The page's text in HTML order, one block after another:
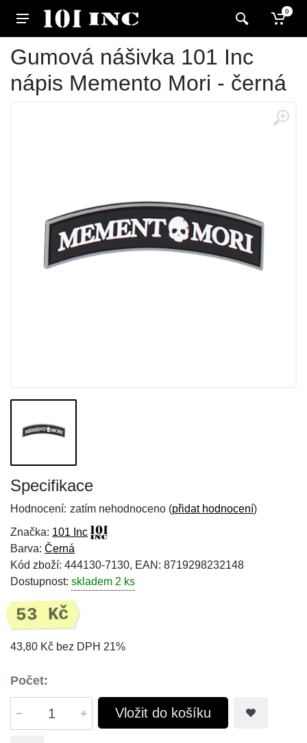
0
Gumová nášivka 101 Inc
nápis Memento Mori - černá
Specifikace
Hodnocení: zatím nehodnoceno (přidat hodnocení)
Značka: 101 Inc
Barva: Černá
Kód zboží: 444130-7130, EAN: 8719298232148
Dostupnost: skladem 2 ks
53 Kč
43,80 Kč bez DPH 21%
Počet:
Vložit do košíku